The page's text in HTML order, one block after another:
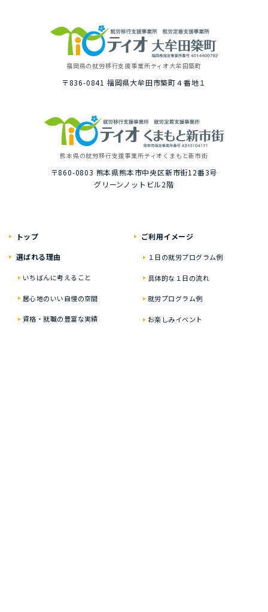
福岡県の就労移⾏⽀援事業所ティオ⼤牟⽥築町
〒836-0841 福岡県⼤牟⽥市築町４番地１
熊本県の就労移⾏⽀援事業所ティオくまもと新市街
〒860-0803 熊本県熊本市中央区新市街12番3号
グリーンノットビル2階
トップ
選ばれる理由
いちばんに考えること
居⼼地のいい⾃慢の空間
資格・就職の豊富な実績
ご利⽤イメージ
１⽇の就労プログラム例
具体的な１⽇の流れ
就労プログラム例
お楽しみイベント